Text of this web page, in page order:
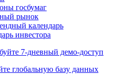
госбумаг
рынок
календарь
инвестора
7-дневный демо-доступ
глобальную базу данных